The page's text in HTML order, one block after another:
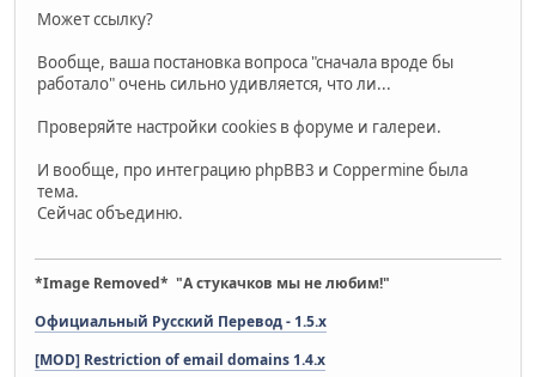
Может ссылку?
Вообще, ваша постановка вопроса "сначала вроде бы
работало" очень сильно удивляется, что ли...
Проверяйте настройки cookies в форуме и галереи.
И вообще, про интеграцию phpBB3 и Coppermine была
тема.
Сейчас объединю.
*Image Removed* "А стукачков мы не любим!"
Официальный Русский Перевод - 1.5.x
[MOD] Restriction of email domains 1.4.x